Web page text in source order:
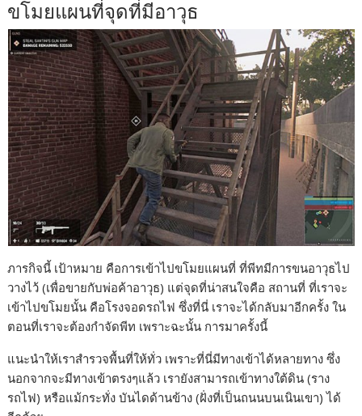
ขโมยแผนที่จุดที่มีอาวุธ
ภารกิจนี้ เป้าหมาย คือการเข้าไปขโมยแผนที่ ที่พีทมีการขนอาวุธไป
วางไว้ (เพื่อขายกับพ่อค้าอาวุธ) แต่จุดที่น่าสนใจคือ สถานที่ ที่เราจะ
เข้าไปขโมยนั้น คือโรงจอดรถไฟ ซึ่งที่นี่ เราจะได้กลับมาอีกครั้ง ใน
ตอนที่เราจะต้องกำจัดพีท เพราะฉะนั้น การมาครั้งนี้
แนะนำให้เราสำรวจพื้นที่ให้ทั่ว เพราะที่นี่มีทางเข้าได้หลายทาง ซึ่ง
นอกจากจะมีทางเข้าตรงๆแล้ว เรายังสามารถเข้าทางใต้ดิน (ราง
รถไฟ) หรือแม้กระทั่ง บันไดด้านข้าง (ฝั่งที่เป็นถนนบนเนินเขา) ได้